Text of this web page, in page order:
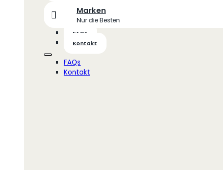
Marken
Nur die Besten
FAQs
Kontakt
FAQs
Kontakt